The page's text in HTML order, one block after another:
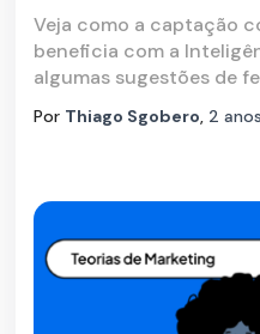
Veja como a captação
beneficia com a
algumas sugestões de
Por Thiago Sgobero, 2 anos